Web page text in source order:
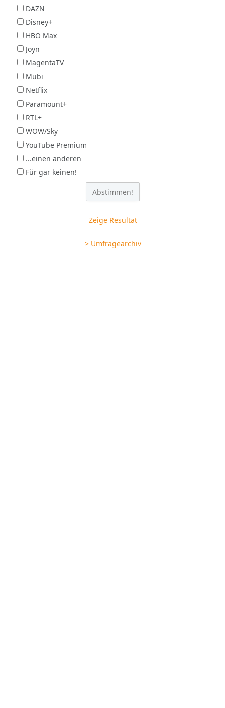
DAZN
Disney+
HBO Max
Joyn
MagentaTV
Mubi
Netflix
Paramount+
RTL+
WOW/Sky
YouTube Premium
...einen anderen
Für gar keinen!
Zeige Resultat
> Umfragearchiv